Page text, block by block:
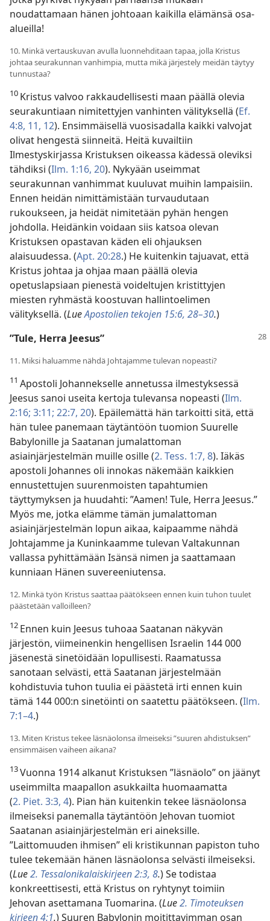
noudattamaan hänen johtoaan kaikilla elämänsä osa-
alueilla!
10. Minkä vertauskuvan avulla luonnehditaan tapaa, jolla Kristus
johtaa seurakunnan vanhimpia, mutta mikä järjestely meidän täytyy
tunnustaa?
10 Kristus valvoo rakkaudellisesti maan päällä olevia
seurakuntiaan nimitettyjen vanhinten välityksellä (Ef.
4:8, 11, 12). Ensimmäisellä vuosisadalla kaikki valvojat
olivat hengestä siinneitä. Heitä kuvailtiin
Ilmestyskirjassa Kristuksen oikeassa kädessä oleviksi
tähdiksi (Ilm. 1:16, 20). Nykyään useimmat
seurakunnan vanhimmat kuuluvat muihin lampaisiin.
Ennen heidän nimittämistään turvaudutaan
rukoukseen, ja heidät nimitetään pyhän hengen
johdolla. Heidänkin voidaan siis katsoa olevan
Kristuksen opastavan käden eli ohjauksen
alaisuudessa. (Apt. 20:28.) He kuitenkin tajuavat, että
Kristus johtaa ja ohjaa maan päällä olevia
opetuslapsiaan pienestä voideltujen kristittyjen
miesten ryhmästä koostuvan hallintoelimen
välityksellä. (LueApostolien tekojen 15:6, 28–30.)
”Tule, Herra Jeesus”
11. Miksi haluamme nähdä Johtajamme tulevan nopeasti?
11 Apostoli Johannekselle annetussa ilmestyksessä
Jeesus sanoi useita kertoja tulevansa nopeasti (Ilm.
2:16; 3:11; 22:7, 20). Epäilemättä hän tarkoitti sitä, että
hän tulee panemaan täytäntöön tuomion Suurelle
Babylonille ja Saatanan jumalattoman
asiainjärjestelmän muille osille (2. Tess. 1:7, 8). Iäkäs
apostoli Johannes oli innokas näkemään kaikkien
ennustettujen suurenmoisten tapahtumien
täyttymyksen ja huudahti: ”Aamen! Tule, Herra Jeesus.”
Myös me, jotka elämme tämän jumalattoman
asiainjärjestelmän lopun aikaa, kaipaamme nähdä
Johtajamme ja Kuninkaamme tulevan Valtakunnan
vallassa pyhittämään Isänsä nimen ja saattamaan
kunniaan Hänen suvereeniutensa.
12. Minkä työn Kristus saattaa päätökseen ennen kuin tuhon tuulet
päästetään valloilleen?
12 Ennen kuin Jeesus tuhoaa Saatanan näkyvän
järjestön, viimeinenkin hengellisen Israelin 144 000
jäsenestä sinetöidään lopullisesti. Raamatussa
sanotaan selvästi, että Saatanan järjestelmään
kohdistuvia tuhon tuulia ei päästetä irti ennen kuin
tämä 144 000:n sinetöinti on saatettu päätökseen. (Ilm.
7:1–4.)
13. Miten Kristus tekee läsnäolonsa ilmeiseksi ”suuren ahdistuksen”
ensimmäisen vaiheen aikana?
13Vuonna 1914 alkanut Kristuksen ”läsnäolo” on jäänyt
useimmilta maapallon asukkailta huomaamatta
(2. Piet. 3:3, 4). Pian hän kuitenkin tekee läsnäolonsa
ilmeiseksi panemalla täytäntöön Jehovan tuomiot
Saatanan asiainjärjestelmän eri aineksille.
”Laittomuuden ihmisen” eli kristikunnan papiston tuho
tulee tekemään hänen läsnäolonsa selvästi ilmeiseksi.
(Lue2. Tessalonikalaiskirjeen 2:3, 8.) Se todistaa
konkreettisesti, että Kristus on ryhtynyt toimiin
Jehovan asettamana Tuomarina. (Lue2. Timoteuksen
kirjeen 4:1.) Suuren Babylonin moitittavimman osan